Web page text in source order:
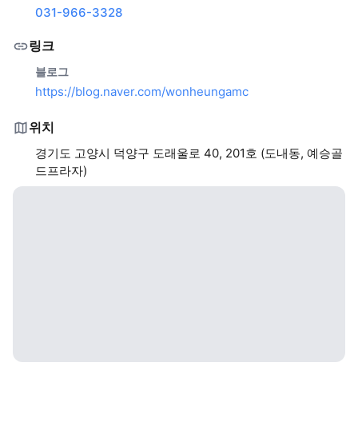
031-966-3328
링크
블로그
https://blog.naver.com/wonheungamc
위치
경기도 고양시 덕양구 도래울로 40, 201호 (도내동, 예승골
드프라자)